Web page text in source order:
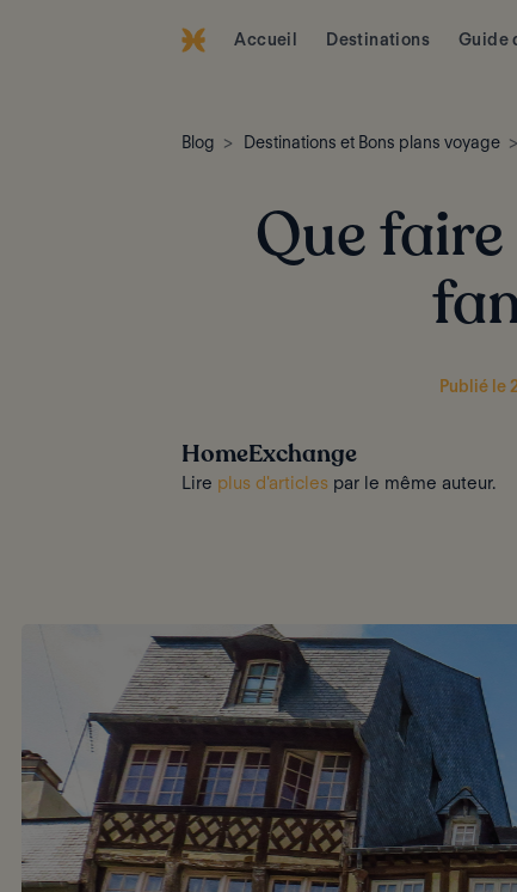
Accueil Destinations Guide
Blog Destinations et Bons plans voyage
Que faire
Publié le
HomeExchange
Lire plus d'articles par le même auteur.